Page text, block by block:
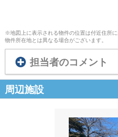
※地図上に表示される物件の位置は付近住所
物件所在地とは異なる場合がございます。
担当者のコメント
周辺施設